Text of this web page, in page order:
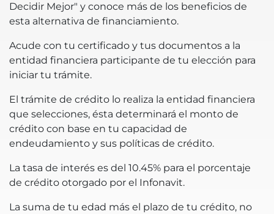
Decidir Mejor" y conoce más de los beneficios de
esta alternativa de financiamiento.
Acude con tu certificado y tus documentos a la
entidad financiera participante de tu elección para
iniciar tu trámite.
El trámite de crédito lo realiza la entidad financiera
que selecciones, ésta determinará el monto de
crédito con base en tu capacidad de
endeudamiento y sus políticas de crédito.
La tasa de interés es del 10.45% para el porcentaje
de crédito otorgado por el Infonavit.
La suma de tu edad más el plazo de tu crédito, no